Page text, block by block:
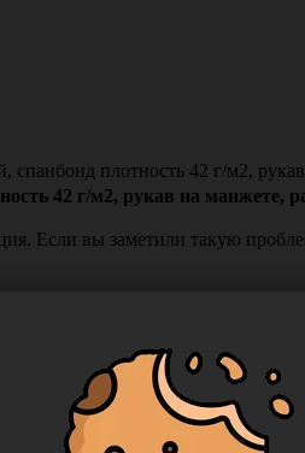
плотность 42 г/м2,
42 г/м2, рукав на манжете,
Если вы заметили такую